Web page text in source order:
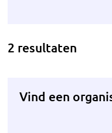
2 resultaten
Vind een